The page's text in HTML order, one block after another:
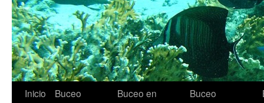
Inicio
Buceo
Buceo en
Buceo